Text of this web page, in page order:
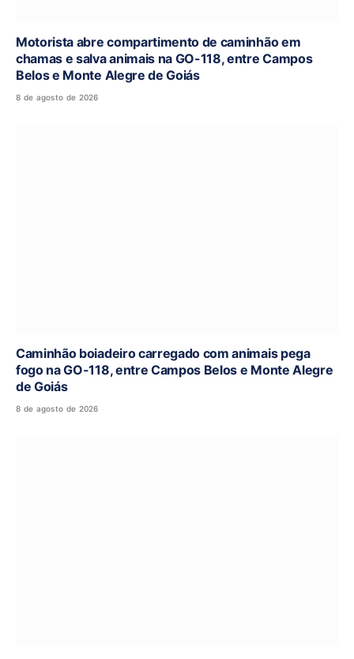
Motorista abre compartimento de caminhão em
chamas e salva animais na GO-118, entre Campos
Belos e Monte Alegre de Goiás
8 de agosto de 2026
Caminhão boiadeiro carregado com animais pega
fogo na GO-118, entre Campos Belos e Monte Alegre
de Goiás
8 de agosto de 2026